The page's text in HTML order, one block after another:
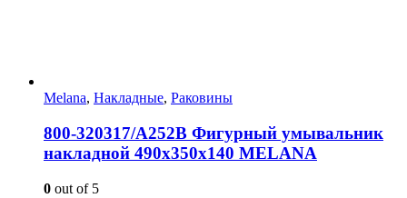
Melana, Накладные, Раковины
800-320317/А252В Фигурный умывальник
накладной 490х350х140 MELANA
0 out of 5